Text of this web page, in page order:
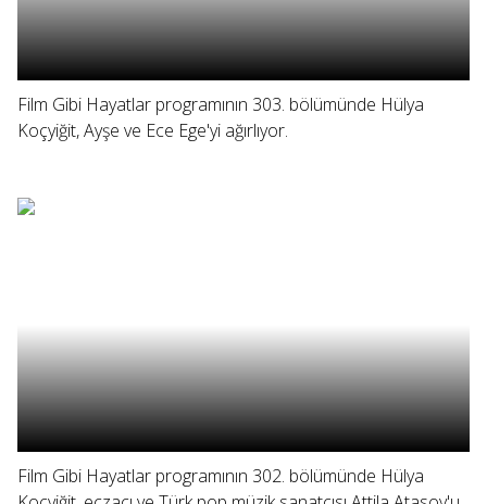
Film Gibi Hayatlar programının 303. bölümünde Hülya
Koçyiğit, Ayşe ve Ece Ege'yi ağırlıyor.
Film Gibi Hayatlar programının 302. bölümünde Hülya